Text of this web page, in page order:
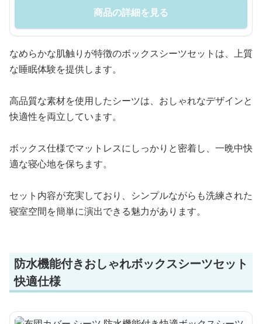
商品の詳細を見る
なめらかな肌触りが特徴のボックスシーツセットは、上質
な睡眠体験を提供します。
高品質な素材を使用したシーツは、おしゃれなデザインと
快適性を両立しています。
ボックス仕様でマットレスにしっかりと密着し、一晩中快
適な寝心地を保ちます。
セット内容が充実しており、シンプルながらも洗練された
寝室空間を簡単に演出できる魅力があります。
防水機能付きおしゃれボックスシーツセット
快適仕様